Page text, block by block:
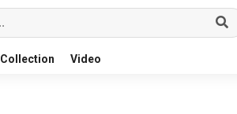
Collection Video